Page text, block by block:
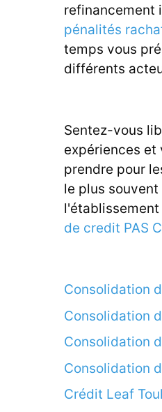
refinancement
pénalités
temps vous
différents
Sentez-vous
expériences et
prendre pour
le plus
de credit PAS
Consolidation
Consolidation
Consolidation
Consolidation
Crédit Leaf